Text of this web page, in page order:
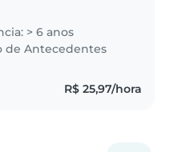
Sou uma
amigável e
Além disso,
> 6 anos
de Antecedentes
R$ 25,97/hora